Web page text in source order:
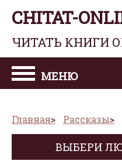
CHITAT-
ЧИТАТЬ КНИГИ
МЕНЮ
Главная Рассказы
ВЫБЕРИ